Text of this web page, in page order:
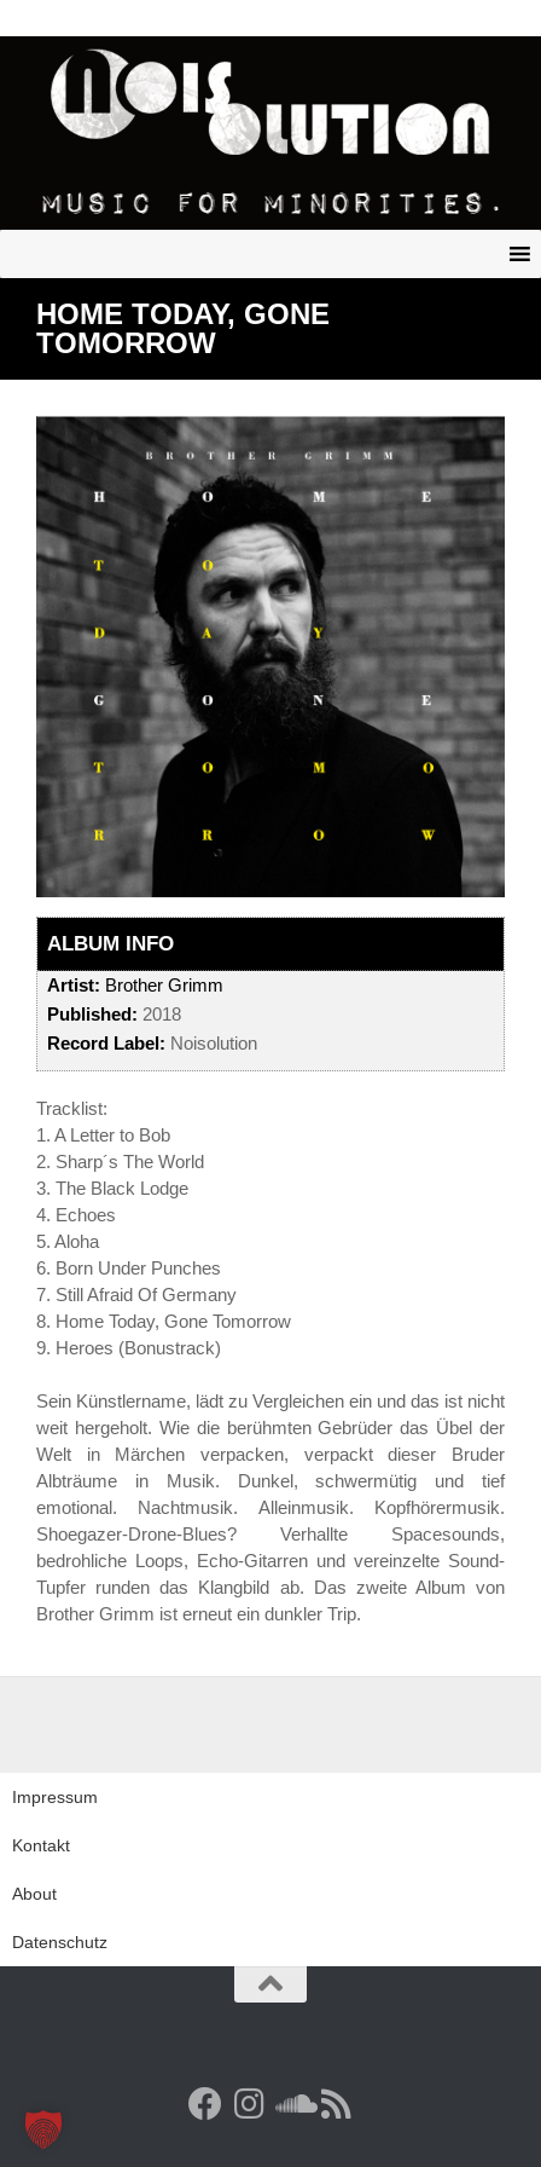
HOME TODAY, GONE
TOMORROW
ALBUM INFO
Artist: Brother Grimm
Published: 2018
Record Label: Noisolution
Tracklist:
1. A Letter to Bob
2. Sharp´s The World
3. The Black Lodge
4. Echoes
5. Aloha
6. Born Under Punches
7. Still Afraid Of Germany
8. Home Today, Gone Tomorrow
9. Heroes (Bonustrack)
Sein Künstlername, lädt zu Vergleichen ein und das ist nicht
weit hergeholt. Wie die berühmten Gebrüder das Übel der
Welt in Märchen verpacken, verpackt dieser Bruder
Albträume in Musik. Dunkel, schwermütig und tief
emotional. Nachtmusik. Alleinmusik. Kopfhörermusik.
Shoegazer-Drone-Blues? Verhallte Spacesounds,
bedrohliche Loops, Echo-Gitarren und vereinzelte Sound-
Tupfer runden das Klangbild ab. Das zweite Album von
Brother Grimm ist erneut ein dunkler Trip.
Impressum
Kontakt
About
Datenschutz